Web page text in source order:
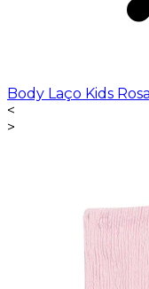
Body Laço Kids
<
>